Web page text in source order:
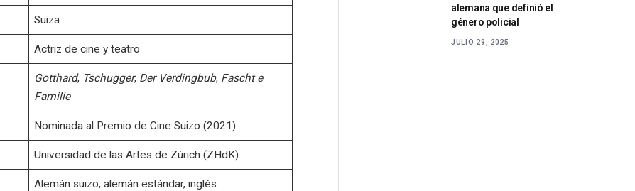
Suiza
Actriz de cine y teatro
Gotthard, Tschugger, Der Verdingbub, Fascht e
Familie
Nominada al Premio de Cine Suizo (2021)
Universidad de las Artes de Zúrich (ZHdK)
Alemán suizo, alemán estándar, inglés
alemana que definió el
género policial
JULIO 29, 2025